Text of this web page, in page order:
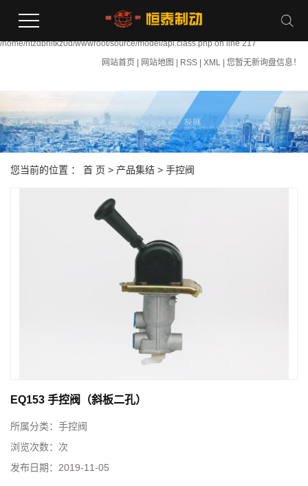
file_put_contents(/home/htzdbhltkz0d/wwwroot/source/cache/license_cache.php):
/home/htzdbhltkz0d/wwwroot/source/model/api.class.php on line 217
网站首页
网站地图 RSS XML 您暂无新询盘信息！
您当前的位置 ： 首 页 > 产品集结 > 手控阀
EQ153 手控阀（斜板二孔）
所属分类： 手控阀
浏览次数： 次
发布日期： 2019-11-05